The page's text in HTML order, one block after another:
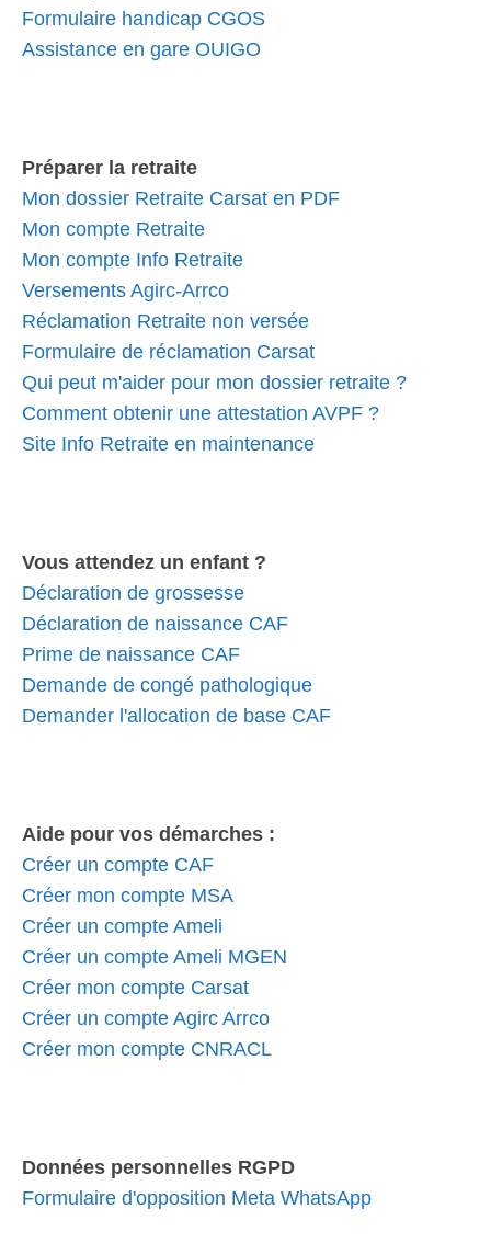
Formulaire handicap CGOS
Assistance en gare OUIGO
Préparer la retraite
Mon dossier Retraite Carsat en PDF
Mon compte Retraite
Mon compte Info Retraite
Versements Agirc-Arrco
Réclamation Retraite non versée
Formulaire de réclamation Carsat
Qui peut m'aider pour mon dossier retraite ?
Comment obtenir une attestation AVPF ?
Site Info Retraite en maintenance
Vous attendez un enfant ?
Déclaration de grossesse
Déclaration de naissance CAF
Prime de naissance CAF
Demande de congé pathologique
Demander l'allocation de base CAF
Aide pour vos démarches :
Créer un compte CAF
Créer mon compte MSA
Créer un compte Ameli
Créer un compte Ameli MGEN
Créer mon compte Carsat
Créer un compte Agirc Arrco
Créer mon compte CNRACL
Données personnelles RGPD
Formulaire d'opposition Meta WhatsApp